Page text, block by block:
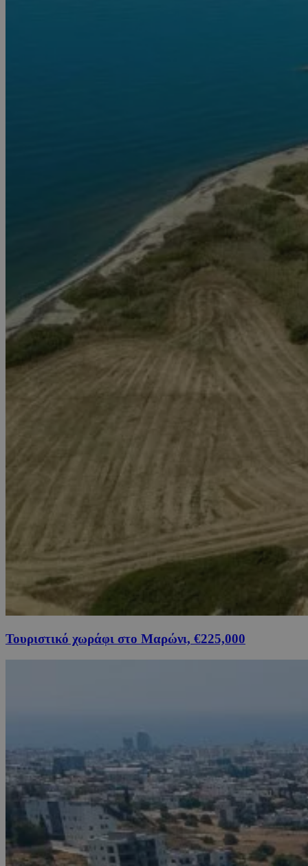
Τουριστικό χωράφι στο Μαρώνι, €225,000